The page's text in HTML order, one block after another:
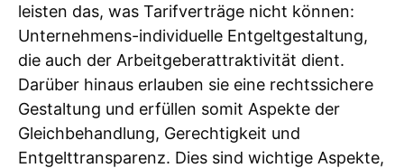
leisten das, was Tarifverträge nicht können:
Unternehmens-individuelle Entgeltgestaltung,
die auch der Arbeitgeberattraktivität dient.
Darüber hinaus erlauben sie eine rechtssichere
Gestaltung und erfüllen somit Aspekte der
Gleichbehandlung, Gerechtigkeit und
Entgelttransparenz. Dies sind wichtige Aspekte,